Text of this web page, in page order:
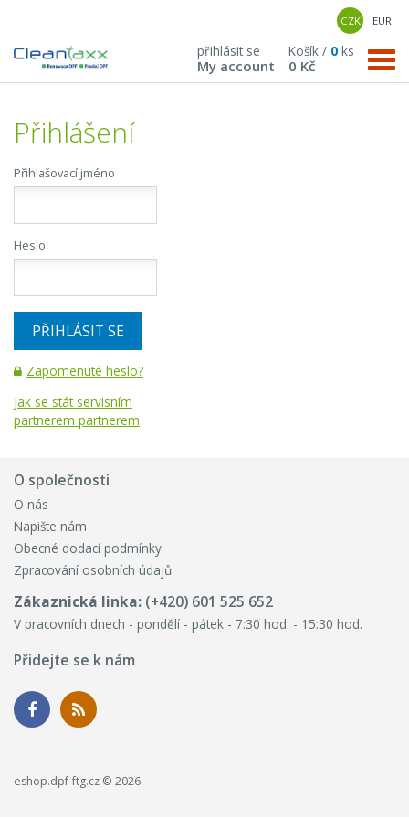
CZK EUR
přihlásit se
My account
Košík / 0 ks
0 Kč
Přihlášení
Přihlašovací jméno
Heslo
PŘIHLÁSIT SE
Zapomenuté heslo?
Jak se stát servisním
partnerem partnerem
O společnosti
O nás
Napište nám
Obecné dodací podmínky
Zpracování osobních údajů
Zákaznická linka: (+420) 601 525 652
V pracovních dnech - pondělí - pátek - 7:30 hod. - 15:30 hod.
Přidejte se k nám
eshop.dpf-ftg.cz © 2026